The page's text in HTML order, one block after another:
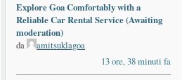
Explore Goa Comfortably with a
Reliable Car Rental Service (Awaiting
moderation)
da
amitsuklagoa
13 ore, 38 minuti fa